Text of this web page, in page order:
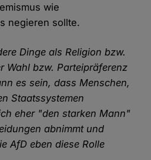
wie
negieren sollte.
Dinge als Religion bzw.
Wahl bzw. Parteipräferenz
es sein, dass Menschen,
Staatssystemen
eher "den starken Mann"
abnimmt und
AfD eben diese Rolle